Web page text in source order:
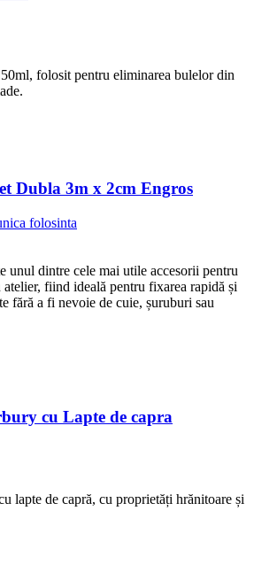
folosit pentru eliminarea bulelor din
Dubla 3m x 2cm Engros
folosinta
unul dintre cele mai utile accesorii pentru
atelier, fiind ideală pentru fixarea rapidă și
fără a fi nevoie de cuie, șuruburi sau
cu Lapte de capra
lapte de capră, cu proprietăți hrănitoare și